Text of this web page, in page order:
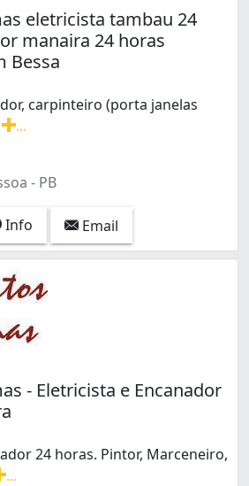
eletricista tambau 24
manaira 24 horas
Bessa
carpinteiro (porta janelas
- PB
Info Email
- Eletricista e Encanador
24 horas. Pintor, Marceneiro,